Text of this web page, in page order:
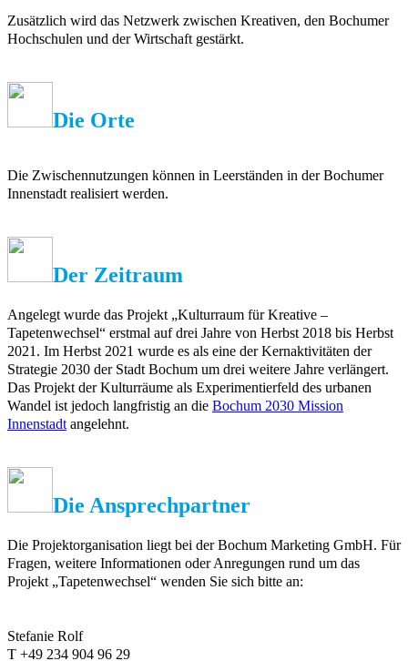
Zusätzlich wird das Netzwerk zwischen Kreativen, den Bochumer
Hochschulen und der Wirtschaft gestärkt.
Die Orte
Die Zwischennutzungen können in Leerständen in der Bochumer
Innenstadt realisiert werden.
Der Zeitraum
Angelegt wurde das Projekt „Kulturraum für Kreative –
Tapetenwechsel“ erstmal auf drei Jahre von Herbst 2018 bis Herbst
2021. Im Herbst 2021 wurde es als eine der Kernaktivitäten der
Strategie 2030 der Stadt Bochum um drei weitere Jahre verlängert.
Das Projekt der Kulturräume als Experimentierfeld des urbanen
Wandel ist jedoch langfristig an die Bochum 2030 Mission
Innenstadt angelehnt.
Die Ansprechpartner
Die Projektorganisation liegt bei der Bochum Marketing GmbH. Für
Fragen, weitere Informationen oder Anregungen rund um das
Projekt „Tapetenwechsel“ wenden Sie sich bitte an:
Stefanie Rolf
T +49 234 904 96 29